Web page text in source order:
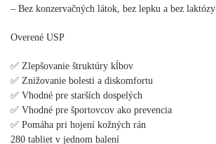
– Bez konzervačných látok, bez lepku a bez laktózy
Overené USP
✅ Zlepšovanie štruktúry kĺbov
✅ Znižovanie bolesti a diskomfortu
✅ Vhodné pre starších dospelých
✅ Vhodné pre športovcov ako prevencia
✅ Pomáha pri hojení kožných rán
280 tabliet v jednom balení